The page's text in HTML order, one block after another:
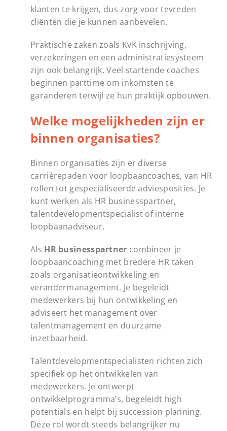
klanten te krijgen, dus zorg voor tevreden
cliënten die je kunnen aanbevelen.
Praktische zaken zoals KvK inschrijving,
verzekeringen en een administratiesysteem
zijn ook belangrijk. Veel startende coaches
beginnen parttime om inkomsten te
garanderen terwijl ze hun praktijk opbouwen.
Welke mogelijkheden zijn er
binnen organisaties?
Binnen organisaties zijn er diverse
carrièrepaden voor loopbaancoaches, van HR
rollen tot gespecialiseerde adviesposities. Je
kunt werken als HR businesspartner,
talentdevelopmentspecialist of interne
loopbaanadviseur.
Als HR businesspartner combineer je
loopbaancoaching met bredere HR taken
zoals organisatieontwikkeling en
verandermanagement. Je begeleidt
medewerkers bij hun ontwikkeling en
adviseert het management over
talentmanagement en duurzame
inzetbaarheid.
Talentdevelopmentspecialisten richten zich
specifiek op het ontwikkelen van
medewerkers. Je ontwerpt
ontwikkelprogramma’s, begeleidt high
potentials en helpt bij succession planning.
Deze rol wordt steeds belangrijker nu